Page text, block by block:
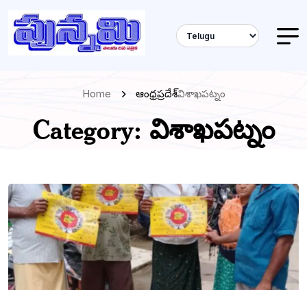
Home ఆంధ్రప్రదేశ్విశాఖపట్నం
Category: విశాఖపట్నం